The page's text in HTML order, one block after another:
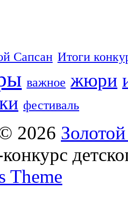
Сапсан Итоги
важное жюри
фестиваль
2026
Theme